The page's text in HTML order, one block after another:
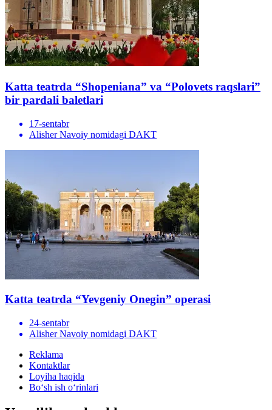
Katta teatrda “Shopeniana” va “Polovets raqslari”
bir pardali baletlari
17-sentabr
Alisher Navoiy nomidagi DAKT
Katta teatrda “Yevgeniy Onegin” operasi
24-sentabr
Alisher Navoiy nomidagi DAKT
Reklama
Kontaktlar
Loyiha haqida
Bo‘sh ish o‘rinlari